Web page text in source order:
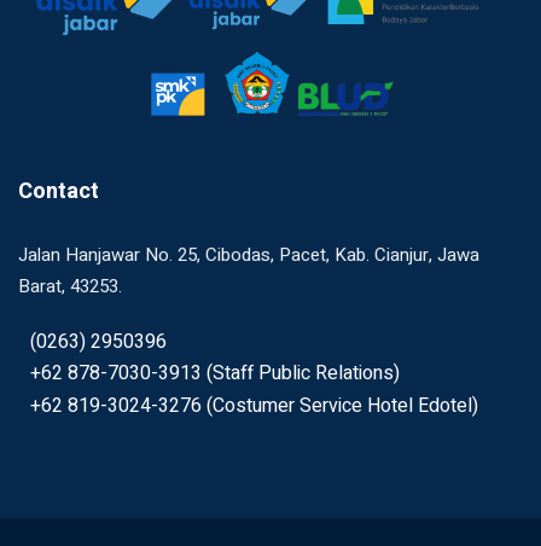
Contact
Jalan Hanjawar No. 25, Cibodas, Pacet, Kab. Cianjur, Jawa
Barat, 43253.
(0263) 2950396
+62 878-7030-3913 (Staff Public Relations)
+62 819-3024-3276 (Costumer Service Hotel Edotel)